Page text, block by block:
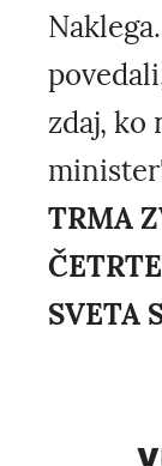
zdaj, ko
TRMA
SVETA